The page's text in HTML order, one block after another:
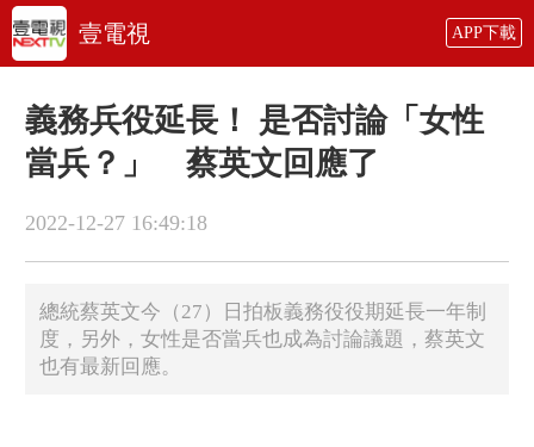
壹電視 APP下載
義務兵役延長！ 是否討論「女性
當兵？」 蔡英文回應了
2022-12-27 16:49:18
總統蔡英文今（27）日拍板義務役役期延長一年制
度，另外，女性是否當兵也成為討論議題，蔡英文
也有最新回應。